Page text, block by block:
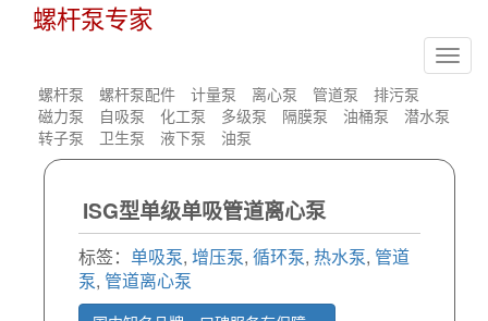
螺杆泵专家
螺杆泵 螺杆泵配件 计量泵 离心泵 管道泵
排污泵
磁力泵
自吸泵 化工泵 多级泵 隔膜泵 油桶泵
潜水泵
转子泵
卫生泵 液下泵 油泵
ISG型单级单吸管道离心泵
标签： 单吸泵, 增压泵, 循环泵, 热水泵, 管道
泵, 管道离心泵